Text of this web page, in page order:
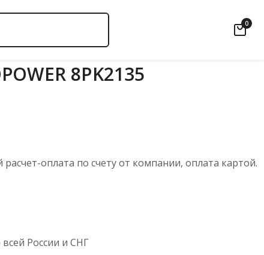
0
8PK2135
оплата по счету от компании, оплата картой.
России и СНГ